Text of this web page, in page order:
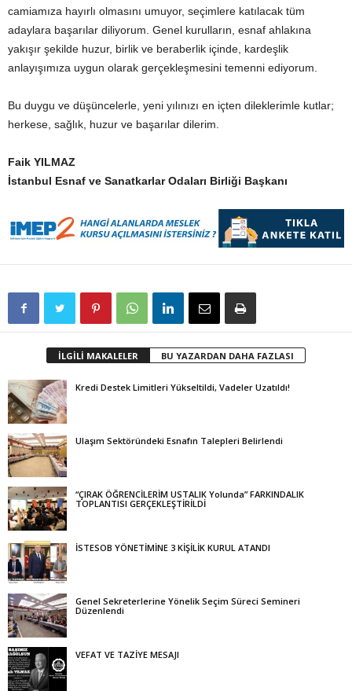
camiamıza hayırlı olmasını umuyor, seçimlere katılacak tüm
adaylara başarılar diliyorum. Genel kurulların, esnaf ahlakına
yakışır şekilde huzur, birlik ve beraberlik içinde, kardeşlik
anlayışımıza uygun olarak gerçekleşmesini temenni ediyorum.
Bu duygu ve düşüncelerle, yeni yılınızı en içten dileklerimle kutlar;
herkese, sağlık, huzur ve başarılar dilerim.
Faik YILMAZ
İstanbul Esnaf ve Sanatkarlar Odaları Birliği Başkanı
İLGİLİ MAKALELER BU YAZARDAN DAHA FAZLASI
Kredi Destek Limitleri Yükseltildi, Vadeler Uzatıldı!
Ulaşım Sektöründeki Esnafın Talepleri Belirlendi
“ÇIRAK ÖĞRENCİLERİM USTALIK Yolunda” FARKINDALIK
TOPLANTISI GERÇEKLEŞTİRİLDİ
İSTESOB YÖNETİMİNE 3 KİŞİLİK KURUL ATANDI
Genel Sekreterlerine Yönelik Seçim Süreci Semineri
Düzenlendi
VEFAT VE TAZİYE MESAJI